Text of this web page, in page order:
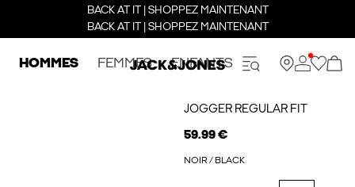
BACK AT IT | SHOPPEZ MAINTENANT
BACK AT IT | SHOPPEZ MAINTENANT
HOMMES FEMMES ENFANTS
JOGGER REGULAR FIT
59.99 €
NOIR / BLACK